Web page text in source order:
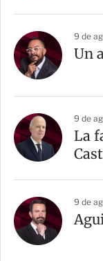
9 de
Un
9 de
La
9 de